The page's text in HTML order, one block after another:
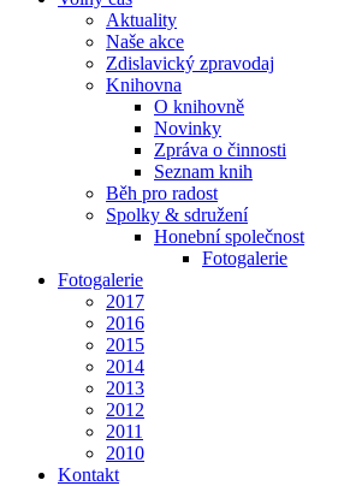
Aktuality
Naše akce
Zdislavický zpravodaj
Knihovna
O knihovně
Novinky
Zpráva o činnosti
Seznam knih
Běh pro radost
Spolky & sdružení
Honební společnost
Fotogalerie
Fotogalerie
2017
2016
2015
2014
2013
2012
2011
2010
Kontakt